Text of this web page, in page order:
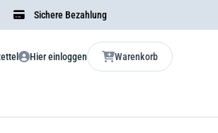
Sichere Bezahlung
Hier einloggen Warenkorb